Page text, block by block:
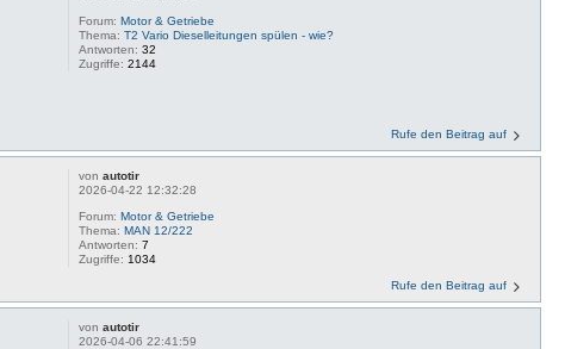
Forum:Motor & Getriebe
Thema:T2 Vario Dieselleitungen spülen - wie?
Antworten:32
Zugriffe:2144
Rufe den Beitrag auf
vonautotir
2026-04-22 12:32:28
Forum:Motor & Getriebe
Thema:MAN 12/222
Antworten:7
Zugriffe: 1034
Rufe den Beitrag auf
vonautotir
2026-04-06 22:41:59